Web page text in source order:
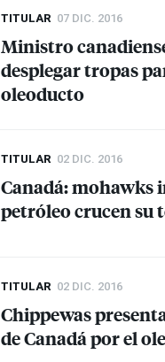
TITULAR 07 DIC. 2016
Ministro
desplegar tropas
oleoducto
TITULAR 02 DIC. 2016
Canadá: mohawks
petróleo crucen
TITULAR 02 DIC. 2016
Chippewas
de Canadá por el